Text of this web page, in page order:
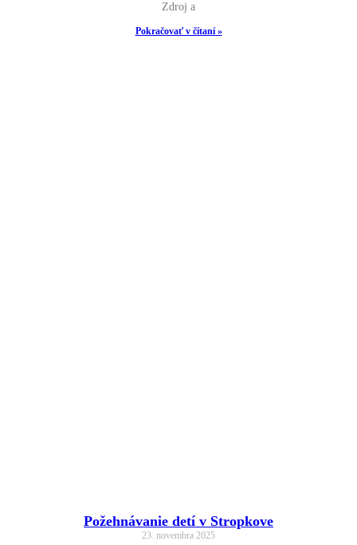
Zdroj a
Pokračovať v čítaní »
Požehnávanie detí v Stropkove
23. novembra 2025